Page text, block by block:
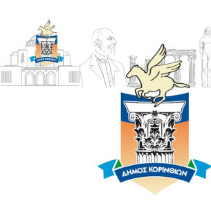
ΔΗΜΟΣ
ΚΟΡΙΝΘΙΩΝ